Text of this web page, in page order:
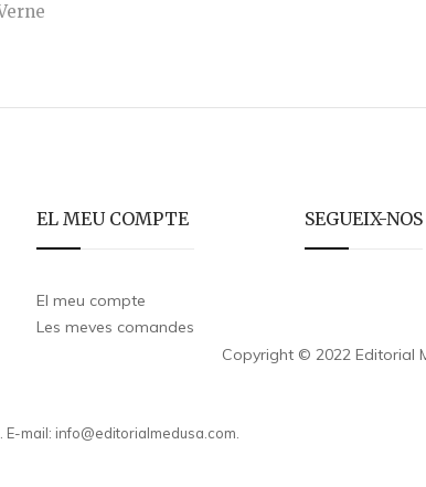
EL MEU COMPTE
El meu compte
Les meves comandes
SEGUEIX-NOS
Copyright © 2022 Editorial
mail: info@editorialmedusa.com.